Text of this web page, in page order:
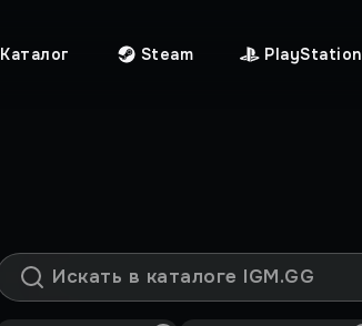
Каталог Steam PlayStation